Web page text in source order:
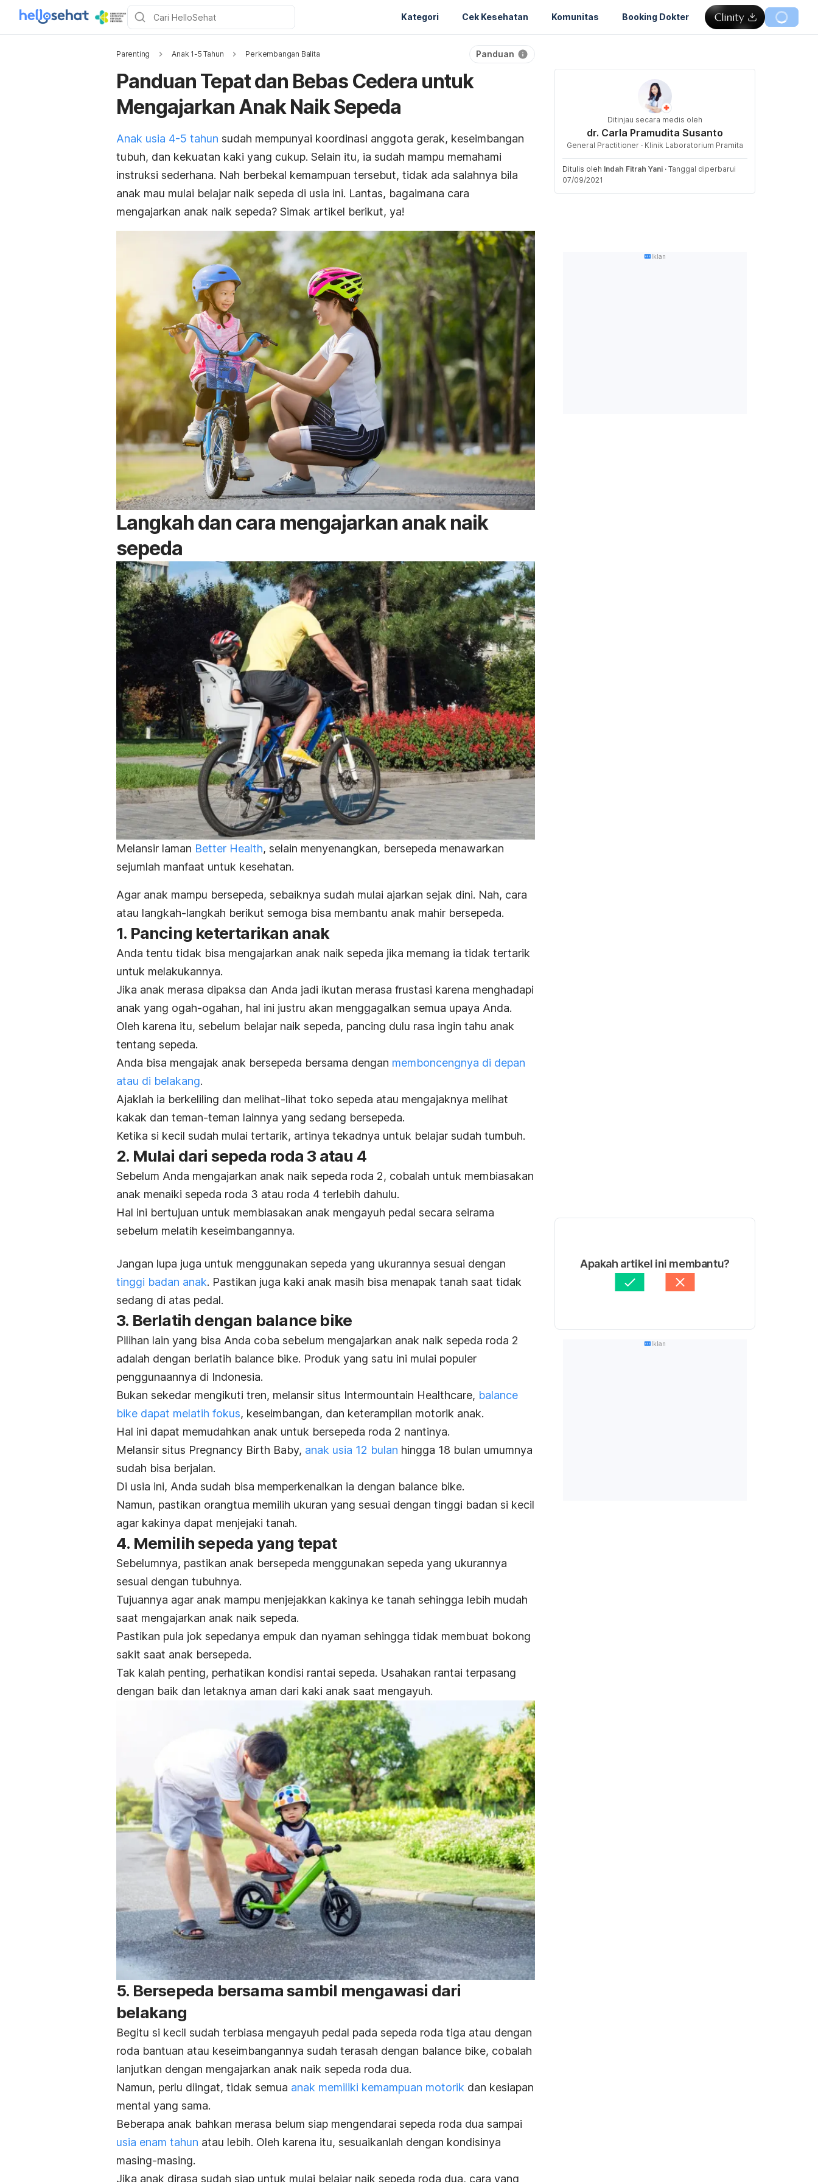
Kategori Cek Kesehatan Komunitas Booking Dokter
Parenting Anak 1-5 Tahun Perkembangan Balita Panduan
Panduan Tepat dan Bebas Cedera untuk
Mengajarkan Anak Naik Sepeda
Anak usia 4-5 tahun sudah mempunyai koordinasi anggota gerak, keseimbangan
tubuh, dan kekuatan kaki yang cukup. Selain itu, ia sudah mampu memahami
instruksi sederhana. Nah berbekal kemampuan tersebut, tidak ada salahnya bila
anak mau mulai belajar naik sepeda di usia ini. Lantas, bagaimana cara
mengajarkan anak naik sepeda? Simak artikel berikut, ya!
Langkah dan cara mengajarkan anak naik
sepeda
Melansir laman Better Health, selain menyenangkan, bersepeda menawarkan
sejumlah manfaat untuk kesehatan.
Agar anak mampu bersepeda, sebaiknya sudah mulai ajarkan sejak dini. Nah, cara
atau langkah-langkah berikut semoga bisa membantu anak mahir bersepeda.
1. Pancing ketertarikan anak
Anda tentu tidak bisa mengajarkan anak naik sepeda jika memang ia tidak tertarik
untuk melakukannya.
Jika anak merasa dipaksa dan Anda jadi ikutan merasa frustasi karena menghadapi
anak yang ogah-ogahan, hal ini justru akan menggagalkan semua upaya Anda.
Oleh karena itu, sebelum belajar naik sepeda, pancing dulu rasa ingin tahu anak
tentang sepeda.
Anda bisa mengajak anak bersepeda bersama dengan memboncengnya di depan
atau di belakang.
Ajaklah ia berkeliling dan melihat-lihat toko sepeda atau mengajaknya melihat
kakak dan teman-teman lainnya yang sedang bersepeda.
Ketika si kecil sudah mulai tertarik, artinya tekadnya untuk belajar sudah tumbuh.
2. Mulai dari sepeda roda 3 atau 4
Sebelum Anda mengajarkan anak naik sepeda roda 2, cobalah untuk membiasakan
anak menaiki sepeda roda 3 atau roda 4 terlebih dahulu.
Hal ini bertujuan untuk membiasakan anak mengayuh pedal secara seirama
sebelum melatih keseimbangannya.
Jangan lupa juga untuk menggunakan sepeda yang ukurannya sesuai dengan
tinggi badan anak. Pastikan juga kaki anak masih bisa menapak tanah saat tidak
sedang di atas pedal.
3. Berlatih dengan balance bike
Pilihan lain yang bisa Anda coba sebelum mengajarkan anak naik sepeda roda 2
adalah dengan berlatih balance bike. Produk yang satu ini mulai populer
penggunaannya di Indonesia.
Bukan sekedar mengikuti tren, melansir situs Intermountain Healthcare, balance
bike dapat melatih fokus, keseimbangan, dan keterampilan motorik anak.
Hal ini dapat memudahkan anak untuk bersepeda roda 2 nantinya.
Melansir situs Pregnancy Birth Baby, anak usia 12 bulan hingga 18 bulan umumnya
sudah bisa berjalan.
Di usia ini, Anda sudah bisa memperkenalkan ia dengan balance bike.
Namun, pastikan orangtua memilih ukuran yang sesuai dengan tinggi badan si kecil
agar kakinya dapat menjejaki tanah.
4. Memilih sepeda yang tepat
Sebelumnya, pastikan anak bersepeda menggunakan sepeda yang ukurannya
sesuai dengan tubuhnya.
Tujuannya agar anak mampu menjejakkan kakinya ke tanah sehingga lebih mudah
saat mengajarkan anak naik sepeda.
Pastikan pula jok sepedanya empuk dan nyaman sehingga tidak membuat bokong
sakit saat anak bersepeda.
Tak kalah penting, perhatikan kondisi rantai sepeda. Usahakan rantai terpasang
dengan baik dan letaknya aman dari kaki anak saat mengayuh.
5. Bersepeda bersama sambil mengawasi dari
belakang
Begitu si kecil sudah terbiasa mengayuh pedal pada sepeda roda tiga atau dengan
roda bantuan atau keseimbangannya sudah terasah dengan balance bike, cobalah
lanjutkan dengan mengajarkan anak naik sepeda roda dua.
Namun, perlu diingat, tidak semua anak memiliki kemampuan motorik dan kesiapan
mental yang sama.
Beberapa anak bahkan merasa belum siap mengendarai sepeda roda dua sampai
usia enam tahun atau lebih. Oleh karena itu, sesuaikanlah dengan kondisinya
masing-masing.
Jika anak dirasa sudah siap untuk mulai belajar naik sepeda roda dua, cara yang
Ditinjau secara medis oleh
dr. Carla Pramudita Susanto
General Practitioner · Klinik Laboratorium Pramita
Ditulis oleh Indah Fitrah Yani · Tanggal diperbarui
07/09/2021
Iklan
Apakah artikel ini membantu?
Iklan